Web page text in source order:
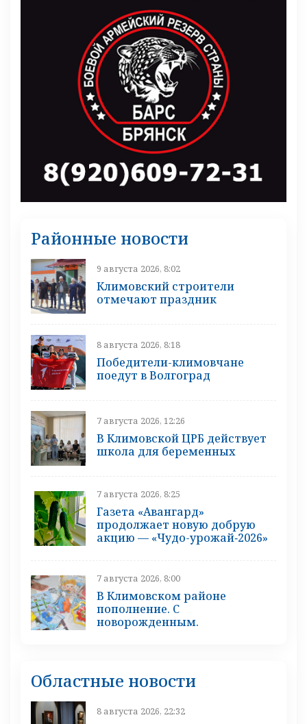
Районные новости
9 августа 2026, 8:02
Климовский строители
отмечают праздник
8 августа 2026, 8:18
Победители-климовчане
поедут в Волгоград
7 августа 2026, 12:26
В Климовской ЦРБ действует
школа для беременных
7 августа 2026, 8:25
Газета «Авангард»
продолжает новую добрую
акцию — «Чудо-урожай‑2026»
7 августа 2026, 8:00
В Климовском районе
пополнение. С
новорожденным.
Областные новости
8 августа 2026, 22:32